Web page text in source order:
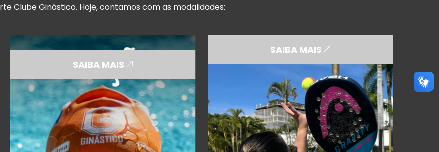
Clube Ginástico. Hoje, contamos com as modalidades:
SAIBA MAIS
SAIBA MAIS